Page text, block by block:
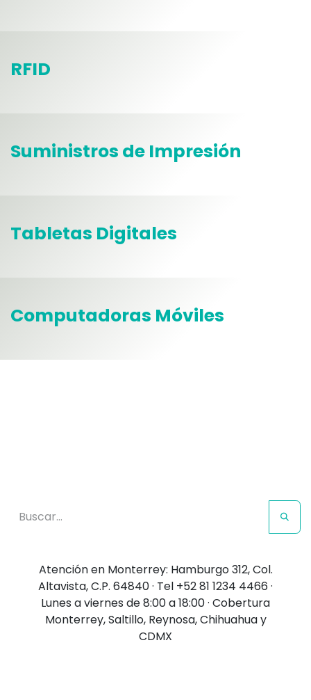
RFID
Suministros de Impresión
Tabletas Digitales
Computadoras Móviles
Atención en Monterrey: Hamburgo 312, Col.
Altavista, C.P. 64840 · Tel +52 81 1234 4466 ·
Lunes a viernes de 8:00 a 18:00 · Cobertura
Monterrey, Saltillo, Reynosa, Chihuahua y
CDMX